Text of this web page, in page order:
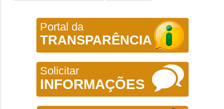
Portal da
TRANSPARÊNCIA
Solicitar
INFORMAÇÕES